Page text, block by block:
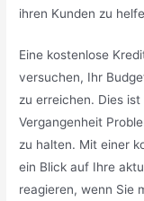
ihren Kunden zu
Eine kostenlose
versuchen, Ihr
zu erreichen. Dies
Vergangenheit
zu halten. Mit einer
ein Blick auf Ihre
reagieren, wenn Sie